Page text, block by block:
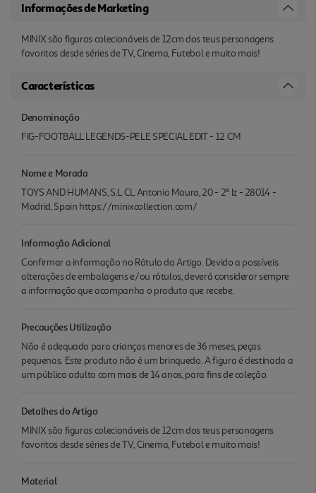
Informações de Marketing
MINIX são figuras colecionáveis de 12cm dos teus personagens
favoritos desde séries de TV, Cinema, Futebol e muito mais!
Características
Denominação
FIG-FOOTBALL LEGENDS-PELE SPECIAL EDIT - 12 CM
Nome e Morada
TOYS AND HUMANS, S.L CL Antonio Maura, 20 - 2º Iz - 28014 -
Madrid, Spain https://minixcollection.com/
Informação Adicional
Confirmar a informação no Rótulo do Artigo. Devido a possíveis
alterações de embalagens e/ou rótulos, deverá considerar sempre
a informação que acompanha o produto que recebe.
Precauções Utilização
Não é adequado para crianças menores de 36 meses, peças
pequenas. Este produto não é um brinquedo. A figura é destinada a
um público adulto com mais de 14 anos, para fins de coleção.
Detalhes do Artigo
MINIX são figuras colecionáveis de 12cm dos teus personagens
favoritos desde séries de TV, Cinema, Futebol e muito mais!
Material